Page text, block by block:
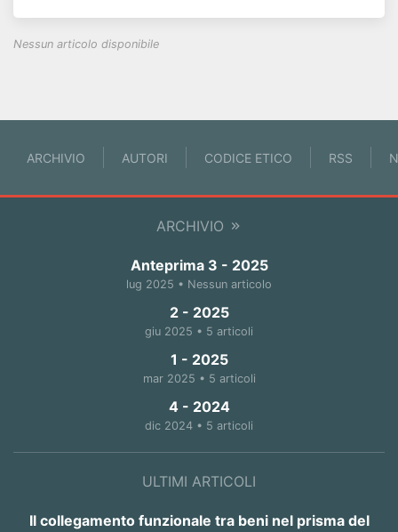
Nessun articolo disponibile
ARCHIVIO AUTORI CODICE ETICO RSS
ARCHIVIO
Anteprima 3 - 2025
lug 2025 • Nessun articolo
2 - 2025
giu 2025 • 5 articoli
1 - 2025
mar 2025 • 5 articoli
4 - 2024
dic 2024 • 5 articoli
ULTIMI ARTICOLI
Il collegamento funzionale tra beni nel prisma del